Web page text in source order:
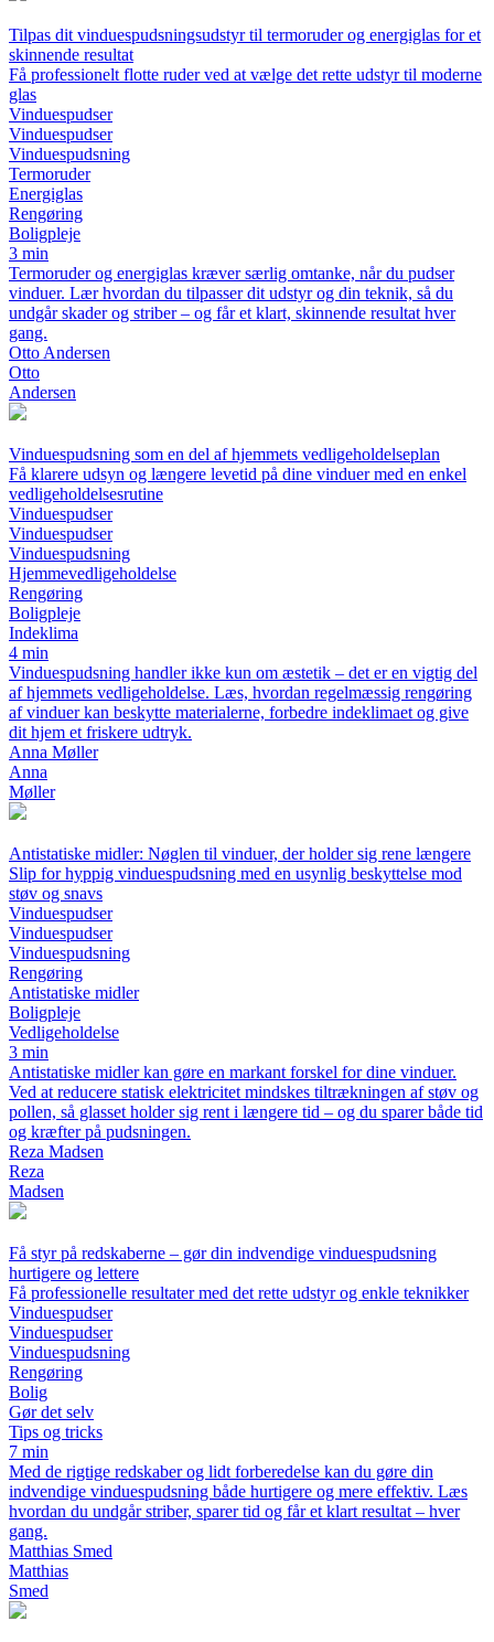
Tilpas dit vinduespudsningsudstyr til termoruder og energiglas for et
skinnende resultat
Få professionelt flotte ruder ved at vælge det rette udstyr til moderne
glas
Vinduespudser
Vinduespudser
Vinduespudsning
Termoruder
Energiglas
Rengøring
Boligpleje
3 min
Termoruder og energiglas kræver særlig omtanke, når du pudser
vinduer. Lær hvordan du tilpasser dit udstyr og din teknik, så du
undgår skader og striber – og får et klart, skinnende resultat hver
gang.
Otto Andersen
Otto
Andersen
Vinduespudsning som en del af hjemmets vedligeholdelseplan
Få klarere udsyn og længere levetid på dine vinduer med en enkel
vedligeholdelsesrutine
Vinduespudser
Vinduespudser
Vinduespudsning
Hjemmevedligeholdelse
Rengøring
Boligpleje
Indeklima
4 min
Vinduespudsning handler ikke kun om æstetik – det er en vigtig del
af hjemmets vedligeholdelse. Læs, hvordan regelmæssig rengøring
af vinduer kan beskytte materialerne, forbedre indeklimaet og give
dit hjem et friskere udtryk.
Anna Møller
Anna
Møller
Antistatiske midler: Nøglen til vinduer, der holder sig rene længere
Slip for hyppig vinduespudsning med en usynlig beskyttelse mod
støv og snavs
Vinduespudser
Vinduespudser
Vinduespudsning
Rengøring
Antistatiske midler
Boligpleje
Vedligeholdelse
3 min
Antistatiske midler kan gøre en markant forskel for dine vinduer.
Ved at reducere statisk elektricitet mindskes tiltrækningen af støv og
pollen, så glasset holder sig rent i længere tid – og du sparer både tid
og kræfter på pudsningen.
Reza Madsen
Reza
Madsen
Få styr på redskaberne – gør din indvendige vinduespudsning
hurtigere og lettere
Få professionelle resultater med det rette udstyr og enkle teknikker
Vinduespudser
Vinduespudser
Vinduespudsning
Rengøring
Bolig
Gør det selv
Tips og tricks
7 min
Med de rigtige redskaber og lidt forberedelse kan du gøre din
indvendige vinduespudsning både hurtigere og mere effektiv. Læs
hvordan du undgår striber, sparer tid og får et klart resultat – hver
gang.
Matthias Smed
Matthias
Smed